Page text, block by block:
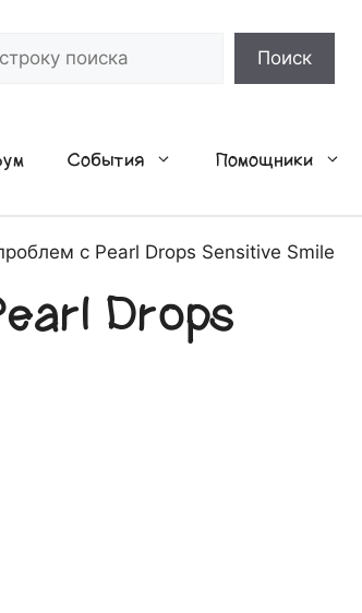
Поиск
События Помощники
с Pearl Drops Sensitive Smile
Drops